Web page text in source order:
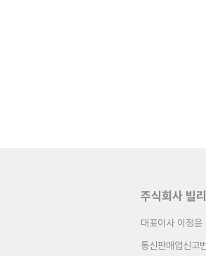
주식회사 빌
대표이사 이정윤
통신판매업신고